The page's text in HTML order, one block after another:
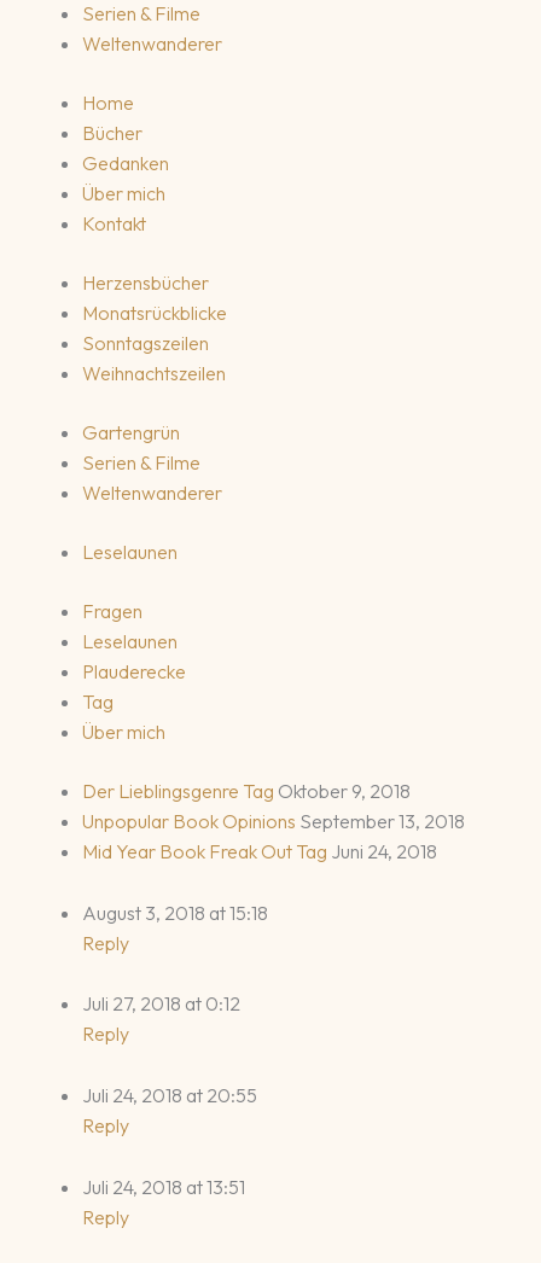
Serien & Filme
Weltenwanderer
Home
Bücher
Gedanken
Über mich
Kontakt
Herzensbücher
Monatsrückblicke
Sonntagszeilen
Weihnachtszeilen
Gartengrün
Serien & Filme
Weltenwanderer
Leselaunen
Fragen
Leselaunen
Plauderecke
Tag
Über mich
Der Lieblingsgenre Tag Oktober 9, 2018
Unpopular Book Opinions September 13, 2018
Mid Year Book Freak Out Tag Juni 24, 2018
August 3, 2018 at 15:18
Reply
Juli 27, 2018 at 0:12
Reply
Juli 24, 2018 at 20:55
Reply
Juli 24, 2018 at 13:51
Reply